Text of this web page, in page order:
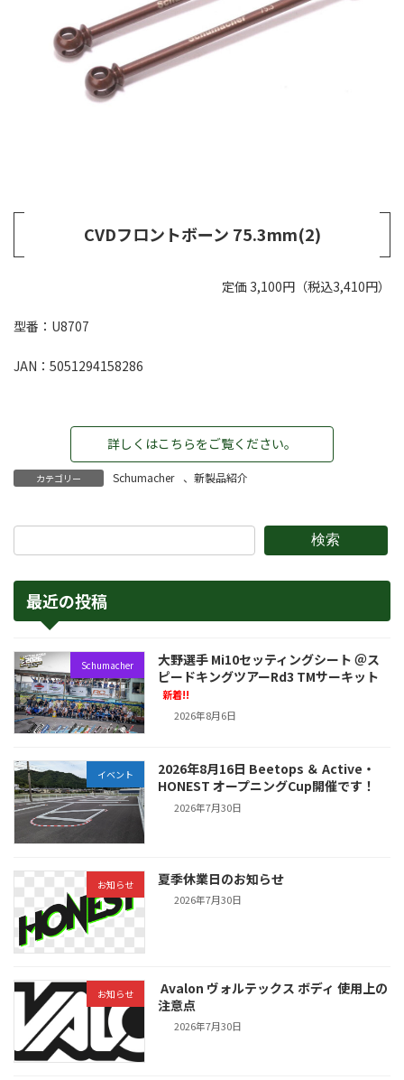
CVDフロントボーン 75.3mm(2)
定価 3,100円（税込3,410円）
型番：U8707
JAN：5051294158286
詳しくはこちらをご覧ください。
カテゴリー Schumacher 、 新製品紹介
検索
最近の投稿
Schumacher
大野選手 Mi10セッティングシート ＠ス
ピードキングツアーRd3 TMサーキット
新着!!
2026年8月6日
イベント
2026年8月16日 Beetops ＆ Active・
HONEST オープニングCup開催です！
2026年7月30日
お知らせ 夏季休業日のお知らせ
2026年7月30日
お知らせ
Avalon ヴォルテックス ボディ 使用上の
注意点
2026年7月30日